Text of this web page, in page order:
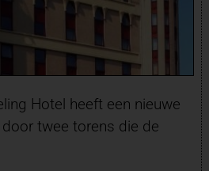
Hotel heeft een nieuwe
twee torens die de